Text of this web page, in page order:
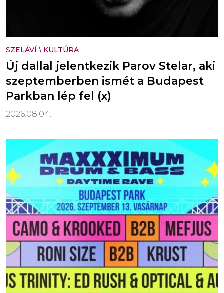
SZELÁVÍ \ KULTÚRA
Új dallal jelentkezik Parov Stelar, aki
szeptemberben ismét a Budapest
Parkban lép fel (x)
2026.08.04.